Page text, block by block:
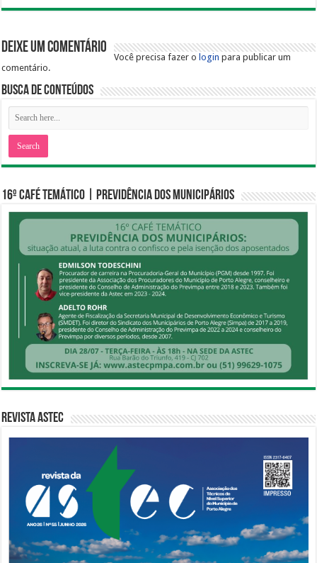
Deixe um comentário
Você precisa fazer ologin para publicar um
comentário.
Busca de Conteúdos
16º CAFÉ TEMÁTICO | PREVIDÊNCIA DOS MUNICIPÁRIOS
Revista Astec